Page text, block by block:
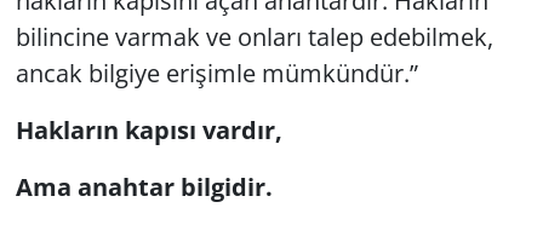
bilincine varmak ve onları talep edebilmek,
ancak bilgiye erişimle mümkündür.”
Hakların kapısı vardır,
Ama anahtar bilgidir.